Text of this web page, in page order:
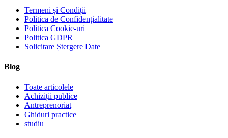
Termeni și Condiții
Politica de Confidențialitate
Politica Cookie-uri
Politica GDPR
Solicitare Ștergere Date
Blog
Toate articolele
Achiziții publice
Antreprenoriat
Ghiduri practice
studiu